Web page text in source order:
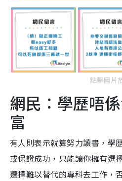
點擊圖片
網民：學歷唔
富
有人則表示就算努力讀書，學
或保證成功，只能讓你擁有選
選擇難以替代的專科去工作，